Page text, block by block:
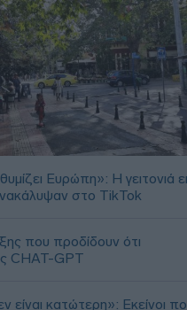
Ευρώπη»: H γειτονιά
στο TikTok
που προδίδουν ότι
CHAT-GPT
είναι κατώτερη»: Εκείνοι